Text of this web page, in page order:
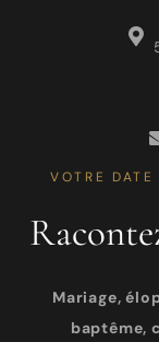
VOTRE
Mariage,
baptême,